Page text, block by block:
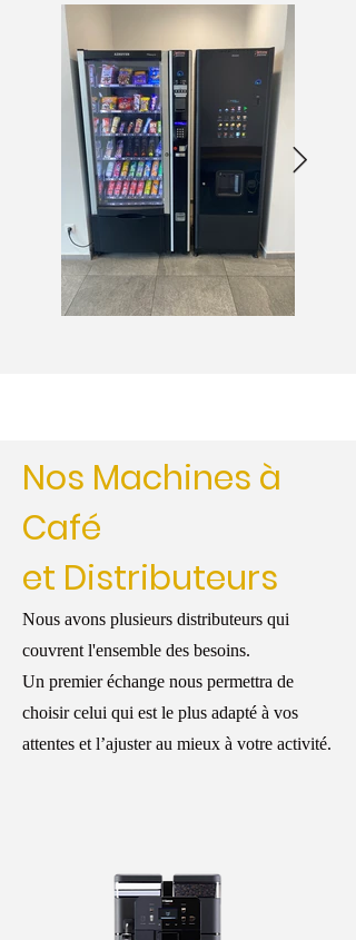
Nos Machines à
Café
et Distributeurs
Nous avons plusieurs distributeurs qui
couvrent l'ensemble des besoins.
Un premier échange nous permettra de
choisir celui qui est le plus adapté à vos
attentes et l’ajuster au mieux à votre activité.